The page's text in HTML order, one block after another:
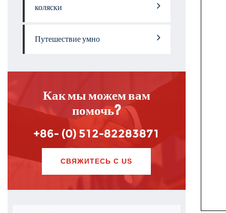
коляски
Путешествие умно
Как мы можем вам
помочь?
+86- (0) 512-82283871
СВЯЖИТЕСЬ С US